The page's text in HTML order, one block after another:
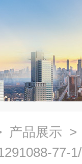
产品展示
77-